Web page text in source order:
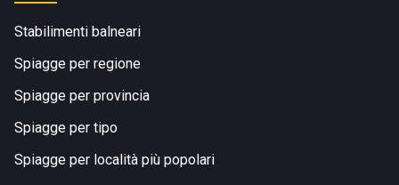
Stabilimenti balneari
Spiagge per regione
Spiagge per provincia
Spiagge per tipo
Spiagge per località più popolari